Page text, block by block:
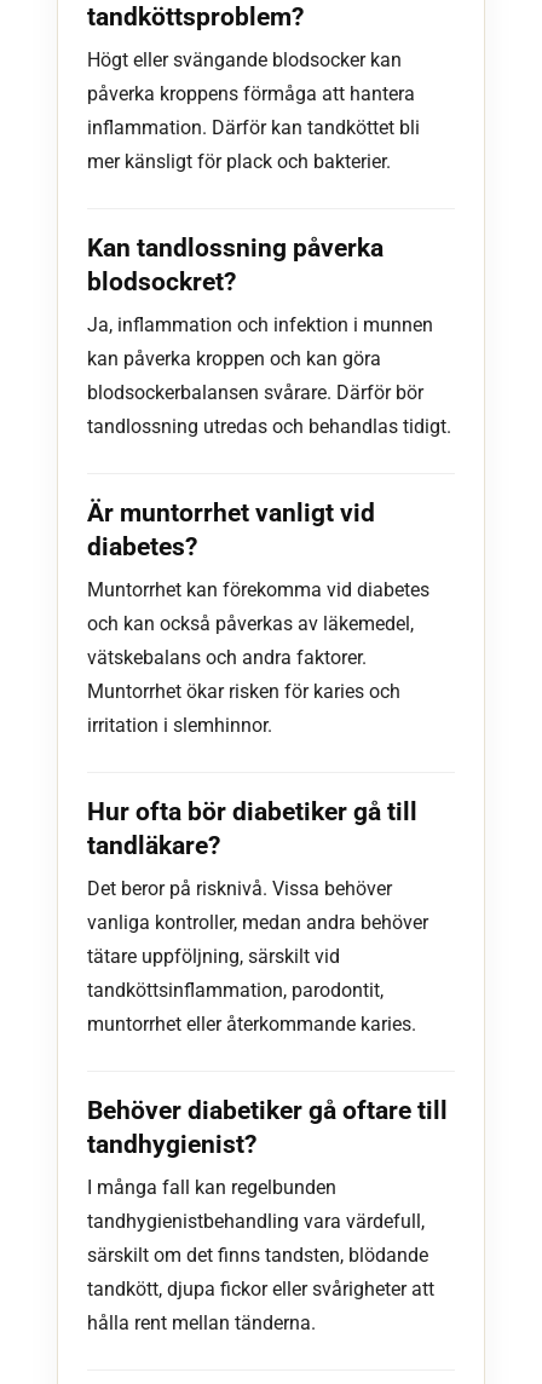
tandköttsproblem?
Högt eller svängande blodsocker kan
påverka kroppens förmåga att hantera
inflammation. Därför kan tandköttet bli
mer känsligt för plack och bakterier.
Kan tandlossning påverka
blodsockret?
Ja, inflammation och infektion i munnen
kan påverka kroppen och kan göra
blodsockerbalansen svårare. Därför bör
tandlossning utredas och behandlas tidigt.
Är muntorrhet vanligt vid
diabetes?
Muntorrhet kan förekomma vid diabetes
och kan också påverkas av läkemedel,
vätskebalans och andra faktorer.
Muntorrhet ökar risken för karies och
irritation i slemhinnor.
Hur ofta bör diabetiker gå till
tandläkare?
Det beror på risknivå. Vissa behöver
vanliga kontroller, medan andra behöver
tätare uppföljning, särskilt vid
tandköttsinflammation, parodontit,
muntorrhet eller återkommande karies.
Behöver diabetiker gå oftare till
tandhygienist?
I många fall kan regelbunden
tandhygienistbehandling vara värdefull,
särskilt om det finns tandsten, blödande
tandkött, djupa fickor eller svårigheter att
hålla rent mellan tänderna.